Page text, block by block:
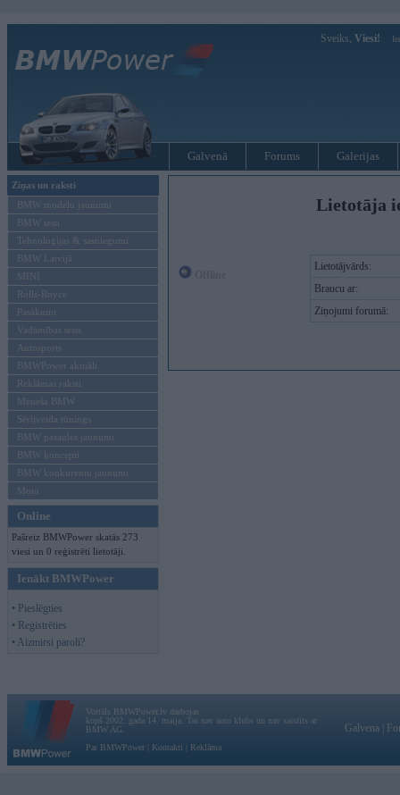
Sveiks, Viesi!
Galvenā Forums Galerijas
Ziņas un raksti
BMW modeļu jaunumi
BMW testi
Tehnoloģijas & sasniegumi
BMW Latvijā
MINI
Rolls-Royce
Pasākumi
Vadāmības tests
Autosports
BMWPower aktuāli
Reklāmas raksti
Mēneša BMW
Sērijveida tūnings
BMW pasaules jaunumi
BMW koncepti
BMW konkurentu jaunumi
Moto
Online
Pašreiz BMWPower skatās 273
viesi un 0 reģistrēti lietotāji.
Ienākt BMWPower
• Pieslēgties
• Reģistrēties
• Aizmirsi paroli?
Lietotāja
Lietotājvārds:
Braucu ar:
Ziņojumi forumā:
Vortāls BMWPower.lv darbojas
kopš 2002. gada 14. maija. Tas nav auto klubs un nav saistīts ar
BMW AG.
Par BMWPower
Kontakti Reklāma
Galvena